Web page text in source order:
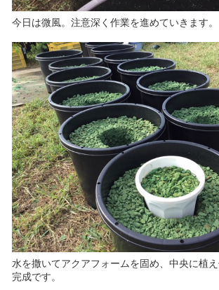
今日は微風。注意深く作業を進めていきます。
水を撒いてアクアフォームを固め、中央に植
完成です。